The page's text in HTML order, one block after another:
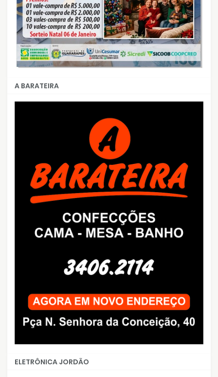
A BARATEIRA
ELETRÔNICA JORDÃO